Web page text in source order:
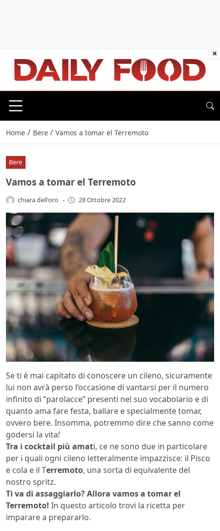
Home / Bere / Vamos a tomar el Terremoto
Bere
Vamos a tomar el Terremoto
chiara dell'oro - 28 Ottobre 2022
Se ti è mai capitato di conoscere un cileno, sicuramente
lui non avrà perso l’occasione di vantarsi per il numero
infinito di “parolacce” presenti nel suo vocabolario e di
quanto ama fare festa, ballare e specialmente tomar,
ovvero bere. Insomma, potremmo dire che sanno come
godersi la vita!
Tra i cocktail più amati, ce ne sono due in particolare
per i quali ogni cileno letteralmente impazzisce: il Pisco
e cola e il Terremoto, una sorta di equivalente del
nostro spritz.
Ti va di assaggiarlo? Allora vamos a tomar el
Terremoto! In questo articolo trovi la ricetta per
imparare a prepararlo.
×